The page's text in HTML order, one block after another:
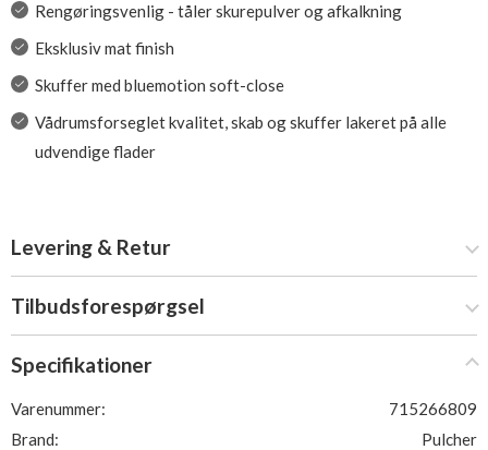
Rengøringsvenlig - tåler skurepulver og afkalkning
Eksklusiv mat finish
Skuffer med bluemotion soft-close
Vådrumsforseglet kvalitet, skab og skuffer lakeret på alle
udvendige flader
Levering & Retur
Tilbudsforespørgsel
Specifikationer
Varenummer:
715266809
Brand:
Pulcher